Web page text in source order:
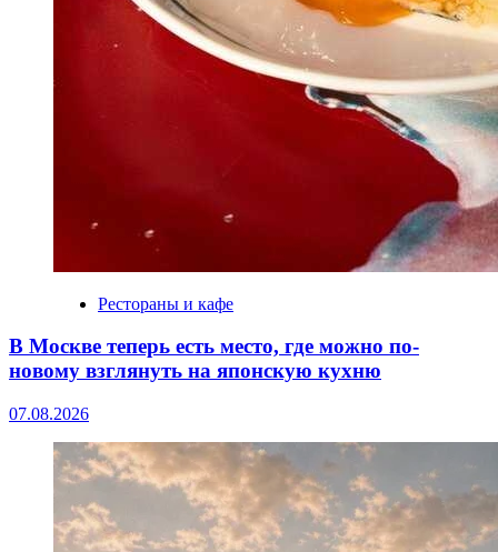
Рестораны и кафе
В Москве теперь есть место, где можно по-
новому взглянуть на японскую кухню
07.08.2026